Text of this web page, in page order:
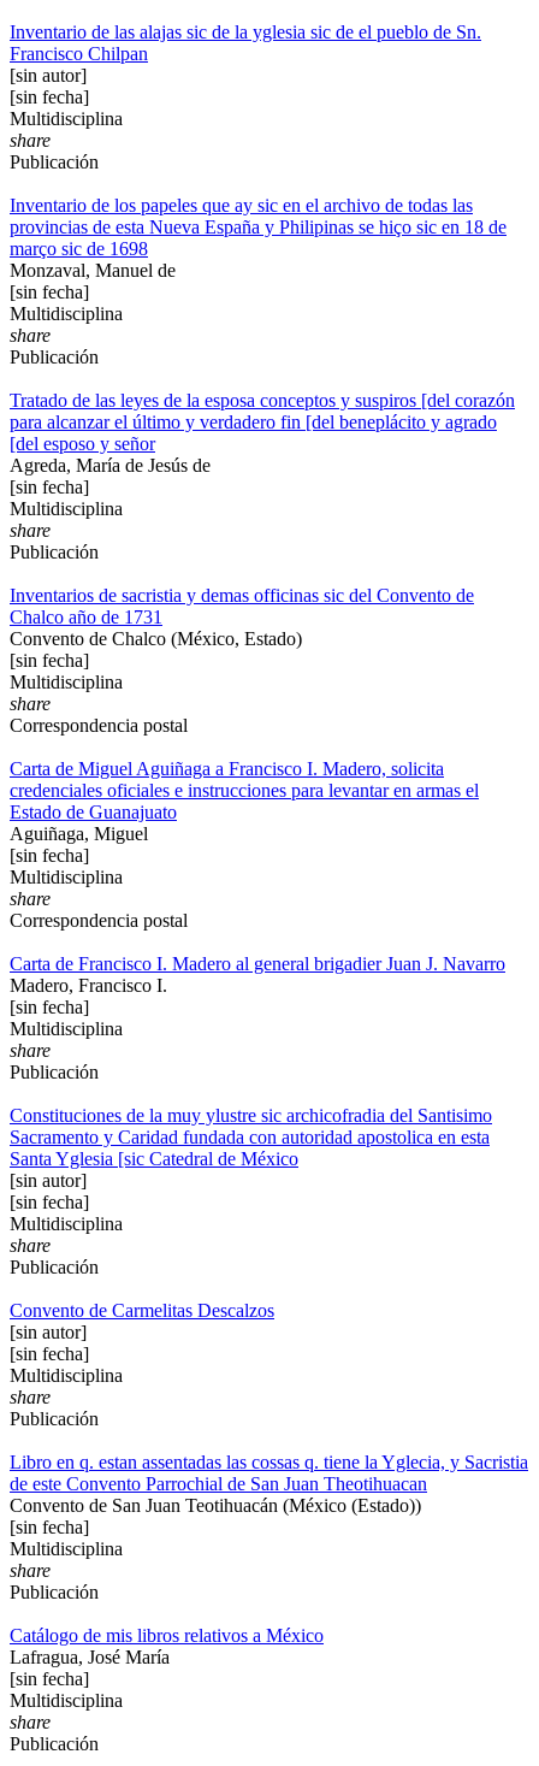
Inventario de las alajas sic de la yglesia sic de el pueblo de Sn.
Francisco Chilpan
[sin autor]
[sin fecha]
Multidisciplina
share
Publicación
Inventario de los papeles que ay sic en el archivo de todas las
provincias de esta Nueva España y Philipinas se hiço sic en 18 de
março sic de 1698
Monzaval, Manuel de
[sin fecha]
Multidisciplina
share
Publicación
Tratado de las leyes de la esposa conceptos y suspiros [del corazón
para alcanzar el último y verdadero fin [del beneplácito y agrado
[del esposo y señor
Agreda, María de Jesús de
[sin fecha]
Multidisciplina
share
Publicación
Inventarios de sacristia y demas officinas sic del Convento de
Chalco año de 1731
Convento de Chalco (México, Estado)
[sin fecha]
Multidisciplina
share
Correspondencia postal
Carta de Miguel Aguiñaga a Francisco I. Madero, solicita
credenciales oficiales e instrucciones para levantar en armas el
Estado de Guanajuato
Aguiñaga, Miguel
[sin fecha]
Multidisciplina
share
Correspondencia postal
Carta de Francisco I. Madero al general brigadier Juan J. Navarro
Madero, Francisco I.
[sin fecha]
Multidisciplina
share
Publicación
Constituciones de la muy ylustre sic archicofradia del Santisimo
Sacramento y Caridad fundada con autoridad apostolica en esta
Santa Yglesia [sic Catedral de México
[sin autor]
[sin fecha]
Multidisciplina
share
Publicación
Convento de Carmelitas Descalzos
[sin autor]
[sin fecha]
Multidisciplina
share
Publicación
Libro en q. estan assentadas las cossas q. tiene la Yglecia, y Sacristia
de este Convento Parrochial de San Juan Theotihuacan
Convento de San Juan Teotihuacán (México (Estado))
[sin fecha]
Multidisciplina
share
Publicación
Catálogo de mis libros relativos a México
Lafragua, José María
[sin fecha]
Multidisciplina
share
Publicación